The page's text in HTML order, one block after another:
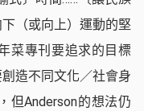
（或向上）運動的堅
菜專刊要追求的目標
造不同文化／社會身
但Anderson的想法仍